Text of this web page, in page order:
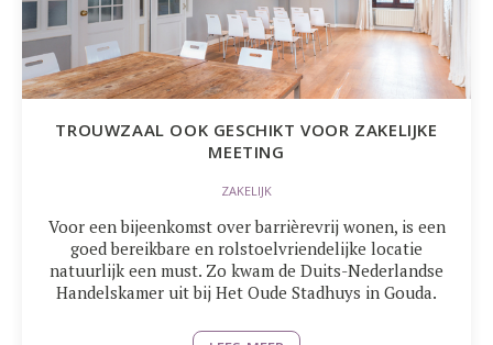
TROUWZAAL OOK GESCHIKT VOOR ZAKELIJKE
MEETING
ZAKELIJK
Voor een bijeenkomst over barrièrevrij wonen, is een
goed bereikbare en rolstoelvriendelijke locatie
natuurlijk een must. Zo kwam de Duits-Nederlandse
Handelskamer uit bij Het Oude Stadhuys in Gouda.